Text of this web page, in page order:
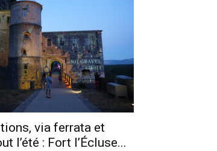
via ferrata et
l’été : Fort l’Écluse...